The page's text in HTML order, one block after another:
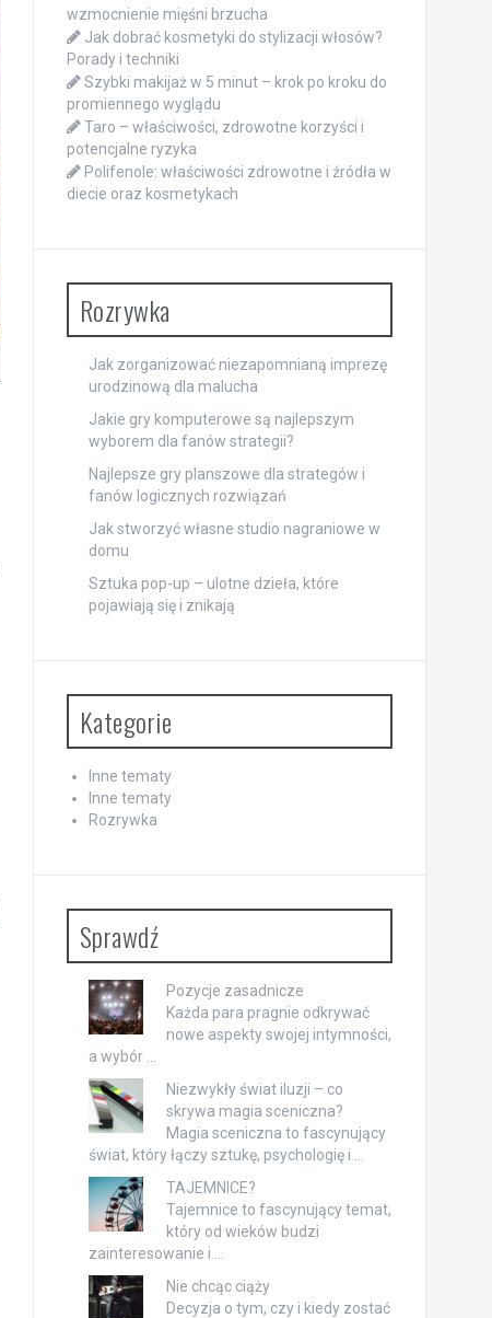
wzmocnienie mięśni brzucha
Jak dobrać kosmetyki do stylizacji włosów?
Porady i techniki
Szybki makijaż w 5 minut – krok po kroku do
promiennego wyglądu
Taro – właściwości, zdrowotne korzyści i
potencjalne ryzyka
Polifenole: właściwości zdrowotne i źródła w
diecie oraz kosmetykach
Rozrywka
Jak zorganizować niezapomnianą imprezę
urodzinową dla malucha
Jakie gry komputerowe są najlepszym
wyborem dla fanów strategii?
Najlepsze gry planszowe dla strategów i
fanów logicznych rozwiązań
Jak stworzyć własne studio nagraniowe w
domu
Sztuka pop-up – ulotne dzieła, które
pojawiają się i znikają
Kategorie
Inne tematy
Inne tematy
Rozrywka
Sprawdź
Pozycje zasadnicze
Każda para pragnie odkrywać
nowe aspekty swojej intymności,
a wybór …
Niezwykły świat iluzji – co
skrywa magia sceniczna?
Magia sceniczna to fascynujący
świat, który łączy sztukę, psychologię i …
TAJEMNICE?
Tajemnice to fascynujący temat,
który od wieków budzi
zainteresowanie i …
Nie chcąc ciąży
Decyzja o tym, czy i kiedy zostać